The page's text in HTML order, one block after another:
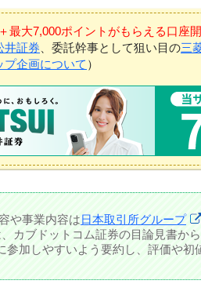
最大7,000ポイントがもらえる口座
井証券 、委託幹事として狙い目の三
プ企画について ）
や事業内容は日本取引所グループ
カブドットコム証券の目論見書から
加しやすいよう要約し、評価や初